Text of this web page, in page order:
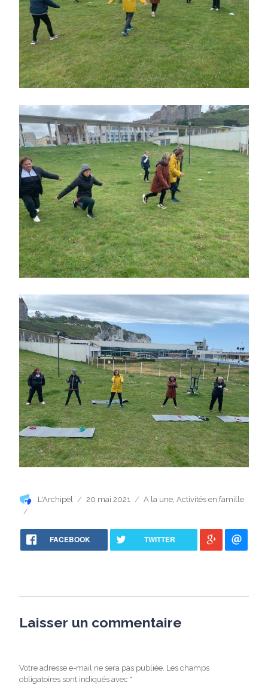
Auteur
L'Archipel
Publié
20 mai 2021 Catégories
A la une, Activités en famille
FACEBOOK TWITTER
Laisser un commentaire
Votre adresse e-mail ne sera pas publiée. Les champs
obligatoires sont indiqués avec *